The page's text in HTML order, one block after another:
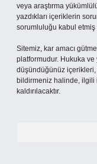
veya araştırma
yazdıkları içeriklerin
sorumluluğu kabul etmiş
Sitemiz, kar amacı
platformudur. Hukuka ve
düşündüğünüz içerikleri,
bildirmeniz halinde, ilgili
kaldırılacaktır.